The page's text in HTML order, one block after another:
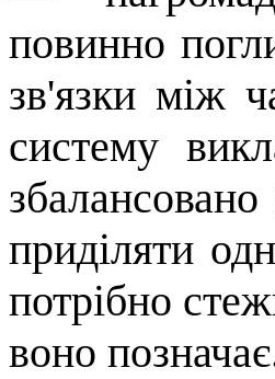
повинно
зв'язки між
систему
приділяти
потрібно
воно